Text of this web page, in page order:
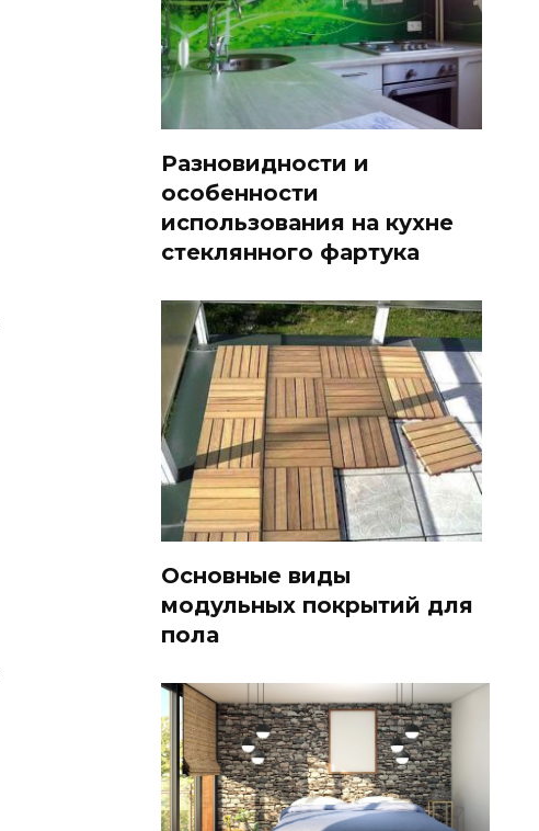
Разновидности и
особенности
использования на кухне
стеклянного фартука
Основные виды
модульных покрытий для
пола